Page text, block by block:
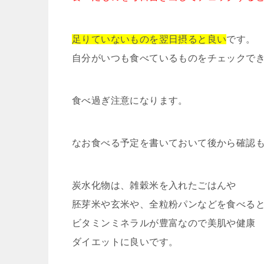
足りていないものを翌日摂ると良いです。
自分がいつも食べているものをチェックでき
食べ過ぎ注意になります。
なお食べる予定を書いておいて後から確認も
炭水化物は、雑穀米を入れたごはんや
胚芽米や玄米や、全粒粉パンなどを食べると
ビタミンミネラルが豊富なので美肌や健康
ダイエットに良いです。